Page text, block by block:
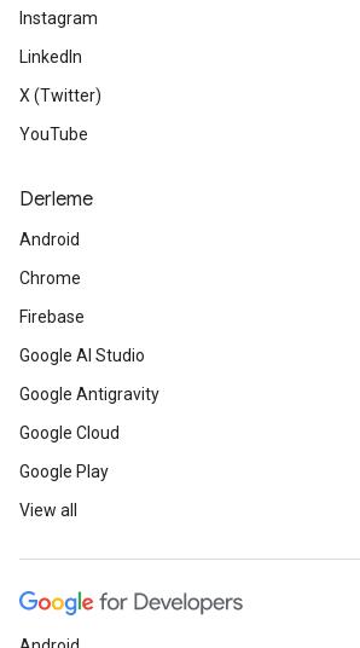
Instagram
LinkedIn
X (Twitter)
YouTube
Derleme
Android
Chrome
Firebase
Google AI Studio
Google Antigravity
Google Cloud
Google Play
View all